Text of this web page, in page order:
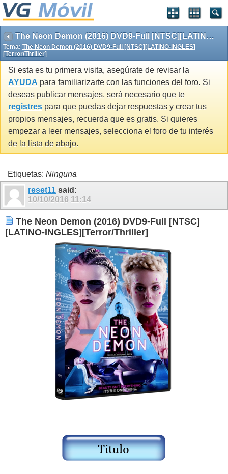
The Neon Demon (2016) DVD9-Full [NTSC][LATINO-INGLES][Terror/Thriller]
Tema: The Neon Demon (2016) DVD9-Full [NTSC][LATINO-INGLES]
[Terror/Thriller]
Si esta es tu primera visita, asegúrate de revisar la
AYUDA para familiarizarte con las funciones del foro. Si
deseas publicar mensajes, será necesario que te
registres para que puedas dejar respuestas y crear tus
propios mensajes, recuerda que es gratis. Si quieres
empezar a leer mensajes, selecciona el foro de tu interés
de la lista de abajo.
Etiquetas: Ninguna
reset11 said:
10/10/2016 11:14
The Neon Demon (2016) DVD9-Full [NTSC]
[LATINO-INGLES][Terror/Thriller]